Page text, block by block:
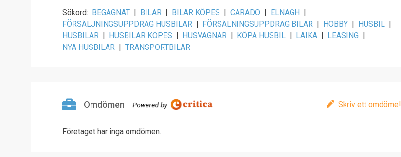
Sökord: BEGAGNAT | BILAR | BILAR KÖPES | CARADO | ELNAGH |
FÖRSÄLJNINGSUPPDRAG HUSBILAR | FÖRSÄLNINGSUPPDRAG BILAR | HOBBY | HUSBIL |
HUSBILAR | HUSBILAR KÖPES | HUSVAGNAR | KÖPA HUSBIL | LAIKA | LEASING |
NYA HUSBILAR | TRANSPORTBILAR
Omdömen Skriv ett omdöme!
Företaget har inga omdömen.